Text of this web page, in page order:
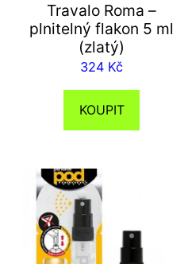
Travalo Roma –
plnitelný flakon 5 ml
(zlatý)
324 Kč
KOUPIT